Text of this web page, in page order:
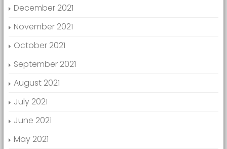
December 2021
November 2021
October 2021
September 2021
August 2021
July 2021
June 2021
May 2021